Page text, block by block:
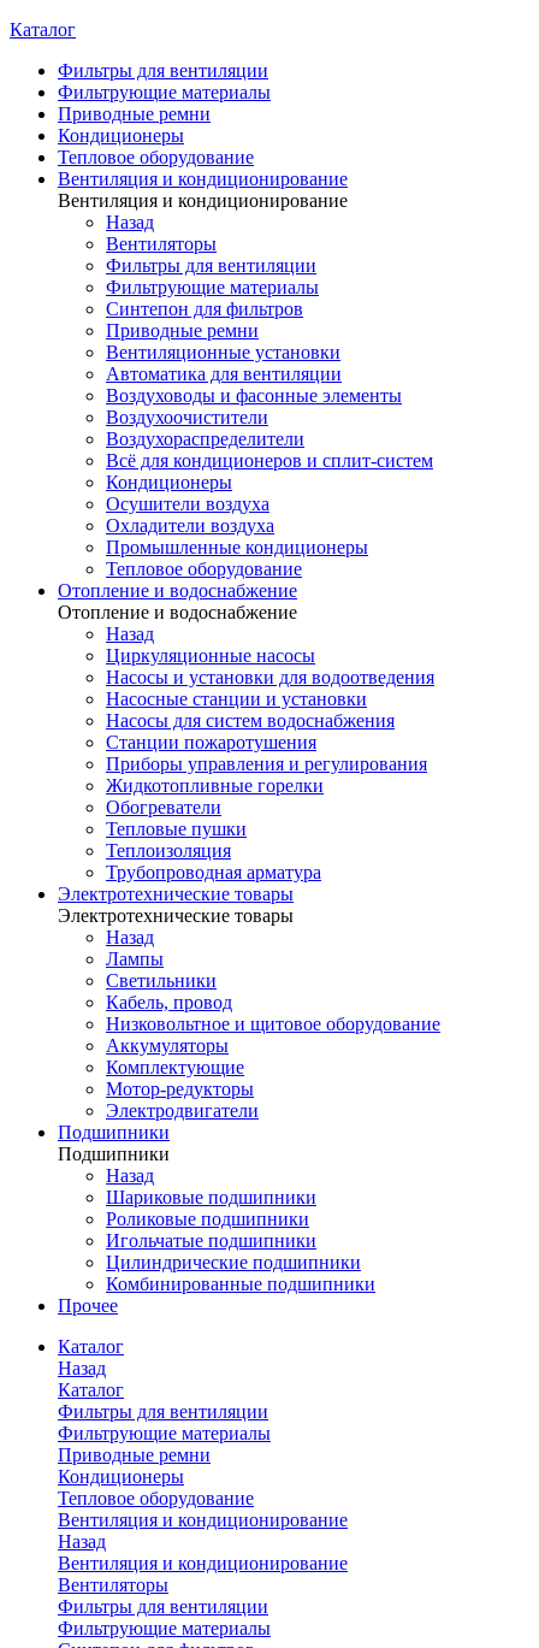
Каталог
Фильтры для вентиляции
Фильтрующие материалы
Приводные ремни
Кондиционеры
Тепловое оборудование
Вентиляция и кондиционирование
Вентиляция и кондиционирование
Назад
Вентиляторы
Фильтры для вентиляции
Фильтрующие материалы
Синтепон для фильтров
Приводные ремни
Вентиляционные установки
Автоматика для вентиляции
Воздуховоды и фасонные элементы
Воздухоочистители
Воздухораспределители
Всё для кондиционеров и сплит-систем
Кондиционеры
Осушители воздуха
Охладители воздуха
Промышленные кондиционеры
Тепловое оборудование
Отопление и водоснабжение
Отопление и водоснабжение
Назад
Циркуляционные насосы
Насосы и установки для водоотведения
Насосные станции и установки
Насосы для систем водоснабжения
Станции пожаротушения
Приборы управления и регулирования
Жидкотопливные горелки
Обогреватели
Тепловые пушки
Теплоизоляция
Трубопроводная арматура
Электротехнические товары
Электротехнические товары
Назад
Лампы
Светильники
Кабель, провод
Низковольтное и щитовое оборудование
Аккумуляторы
Комплектующие
Мотор-редукторы
Электродвигатели
Подшипники
Подшипники
Назад
Шариковые подшипники
Роликовые подшипники
Игольчатые подшипники
Цилиндрические подшипники
Комбинированные подшипники
Прочее
Каталог
Назад
Каталог
Фильтры для вентиляции
Фильтрующие материалы
Приводные ремни
Кондиционеры
Тепловое оборудование
Вентиляция и кондиционирование
Назад
Вентиляция и кондиционирование
Вентиляторы
Фильтры для вентиляции
Фильтрующие материалы